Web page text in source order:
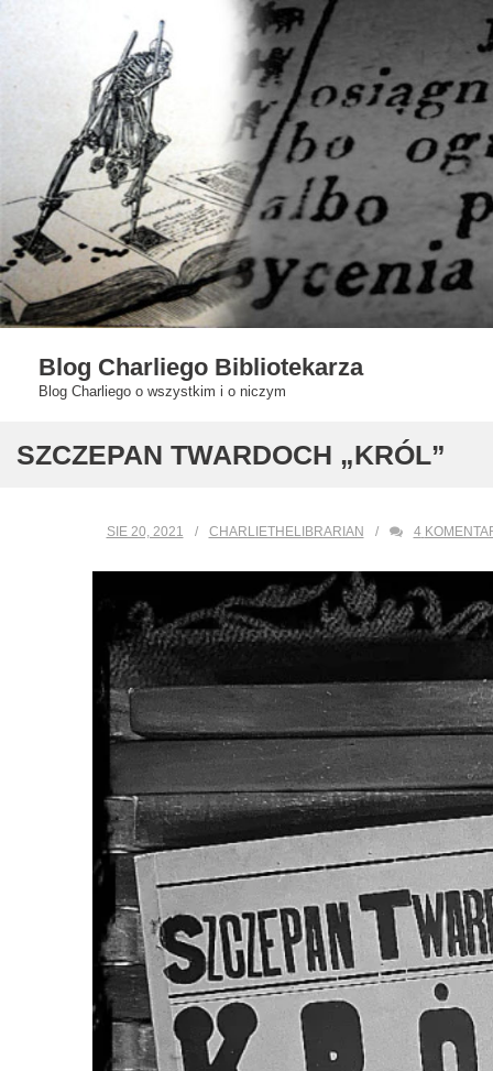
Blog Charliego Bibliotekarza
Blog Charliego o wszystkim i o niczym
SZCZEPAN TWARDOCH „KRÓL”
SIE 20, 2021 CHARLIETHELIBRARIAN 4